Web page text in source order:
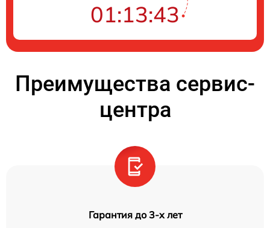
01:13:42
Преимущества сервис-
центра
Гарантия до 3-х лет